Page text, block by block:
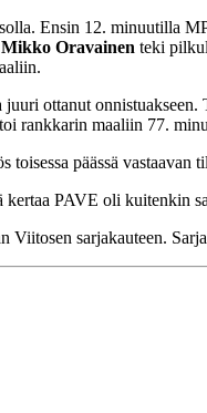
Ensin 12. minuutilla
Mikko Oravainen teki
ottanut
rankkarin maaliin 77.
päässä vastaavan
PAVE oli kuitenkin
Viitosen sarjakauteen.